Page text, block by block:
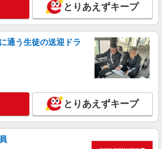
県桑名市長島町浦安368 三井アウトレット
ジャズドリーム長島
詳細を見る
ッフ
バイト・パート・フルタイム社員：時給
〜時給1,360円 ＊経験に応じて要相談
県桑名市長島町浦安368 三井アウトレット
とりあえずキープ
通う生徒の送迎ドラ
とりあえずキープ